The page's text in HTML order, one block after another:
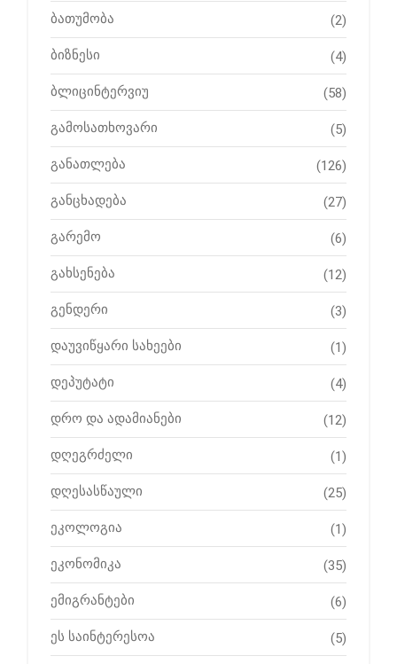
ბათუმობა (2)
ბიზნესი (4)
ბლიცინტერვიუ (58)
გამოსათხოვარი (5)
განათლება (126)
განცხადება (27)
გარემო (6)
გახსენება (12)
გენდერი (3)
დაუვიწყარი სახეები (1)
დეპუტატი (4)
დრო და ადამიანები (12)
დღეგრძელი (1)
დღესასწაული (25)
ეკოლოგია (1)
ეკონომიკა (35)
ემიგრანტები (6)
ეს საინტერესოა (5)